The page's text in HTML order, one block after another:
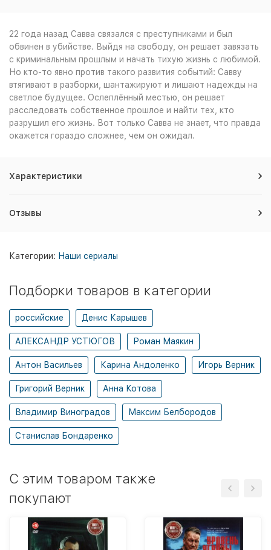
22 года назад Савва связался с преступниками и был
обвинен в убийстве. Выйдя на свободу, он решает завязать
с криминальным прошлым и начать тихую жизнь с любимой.
Но кто-то явно против такого развития событий: Савву
втягивают в разборки, шантажируют и лишают надежды на
светлое будущее. Ослеплённый местью, он решает
расследовать собственное прошлое и найти тех, кто
разрушил его жизнь. Вот только Савва не знает, что правда
окажется гораздо сложнее, чем он ожидал.
Характеристики
Отзывы
Категории: Наши сериалы
Подборки товаров в категории
российские Денис Карышев
АЛЕКСАНДР УСТЮГОВ Роман Маякин
Антон Васильев Карина Андоленко Игорь Верник
Григорий Верник Анна Котова
Владимир Виноградов Максим Белбородов
Станислав Бондаренко
C этим товаром также
покупают